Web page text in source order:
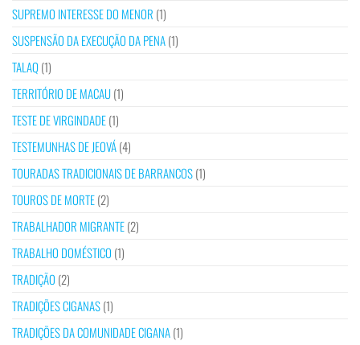
SUPREMO INTERESSE DO MENOR (1)
SUSPENSÃO DA EXECUÇÃO DA PENA(1)
TALAQ(1)
TERRITÓRIO DE MACAU(1)
TESTE DE VIRGINDADE(1)
TESTEMUNHAS DE JEOVÁ(4)
TOURADAS TRADICIONAIS DE BARRANCOS(1)
TOUROS DE MORTE(2)
TRABALHADOR MIGRANTE(2)
TRABALHO DOMÉSTICO (1)
TRADIÇÃO (2)
TRADIÇÕES CIGANAS(1)
TRADIÇÕES DA COMUNIDADE CIGANA(1)